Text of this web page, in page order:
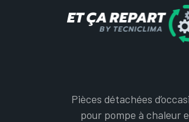
Pièces détachées
pour pompe à chaleur